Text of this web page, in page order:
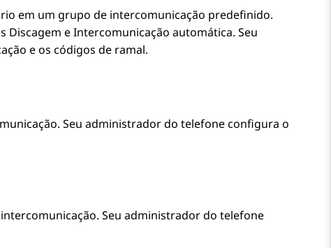
em um grupo de intercomunicação predefinido.
Discagem e Intercomunicação automática. Seu
e os códigos de ramal.
Seu administrador do telefone configura o
Seu administrador do telefone